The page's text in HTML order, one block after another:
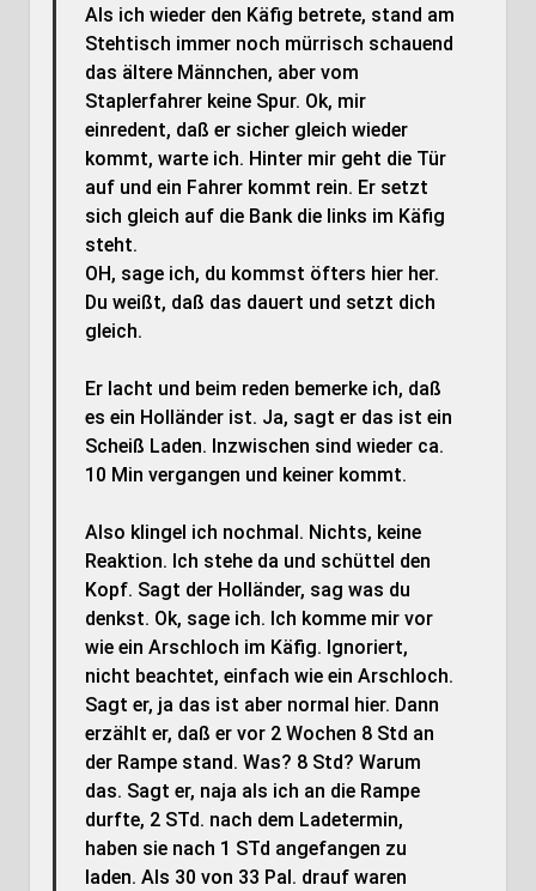
Als ich wieder den Käfig betrete, stand am
Stehtisch immer noch mürrisch schauend
das ältere Männchen, aber vom
Staplerfahrer keine Spur. Ok, mir
einredent, daß er sicher gleich wieder
kommt, warte ich. Hinter mir geht die Tür
auf und ein Fahrer kommt rein. Er setzt
sich gleich auf die Bank die links im Käfig
steht.
OH, sage ich, du kommst öfters hier her.
Du weißt, daß das dauert und setzt dich
gleich.
Er lacht und beim reden bemerke ich, daß
es ein Holländer ist. Ja, sagt er das ist ein
Scheiß Laden. Inzwischen sind wieder ca.
10 Min vergangen und keiner kommt.
Also klingel ich nochmal. Nichts, keine
Reaktion. Ich stehe da und schüttel den
Kopf. Sagt der Holländer, sag was du
denkst. Ok, sage ich. Ich komme mir vor
wie ein Arschloch im Käfig. Ignoriert,
nicht beachtet, einfach wie ein Arschloch.
Sagt er, ja das ist aber normal hier. Dann
erzählt er, daß er vor 2 Wochen 8 Std an
der Rampe stand. Was? 8 Std? Warum
das. Sagt er, naja als ich an die Rampe
durfte, 2 STd. nach dem Ladetermin,
haben sie nach 1 STd angefangen zu
laden. Als 30 von 33 Pal. drauf waren